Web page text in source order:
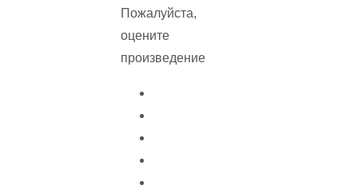
Пожалуйста,
оцените
произведение